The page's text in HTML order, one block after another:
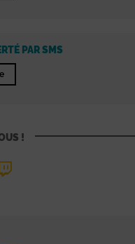
PAR SMS
!